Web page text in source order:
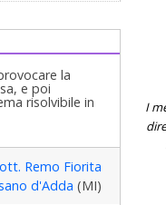
la
e poi
risolvibile in
Remo Fiorita
d'Adda (MI)
I